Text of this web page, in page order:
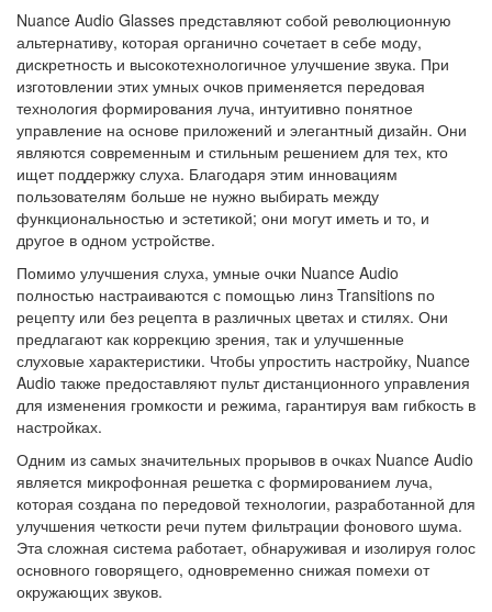
Nuance Audio Glasses представляют собой революционную
альтернативу, которая органично сочетает в себе моду,
дискретность и высокотехнологичное улучшение звука. При
изготовлении этих умных очков применяется передовая
технология формирования луча, интуитивно понятное
управление на основе приложений и элегантный дизайн. Они
являются современным и стильным решением для тех, кто
ищет поддержку слуха. Благодаря этим инновациям
пользователям больше не нужно выбирать между
функциональностью и эстетикой; они могут иметь и то, и
другое в одном устройстве.
Помимо улучшения слуха, умные очки Nuance Audio
полностью настраиваются с помощью линз Transitions по
рецепту или без рецепта в различных цветах и ​​стилях. Они
предлагают как коррекцию зрения, так и улучшенные
слуховые характеристики. Чтобы упростить настройку, Nuance
Audio также предоставляют пульт дистанционного управления
для изменения громкости и режима, гарантируя вам гибкость в
настройках.
Одним из самых значительных прорывов в очках Nuance Audio
является микрофонная решетка с формированием луча,
которая создана по передовой технологии, разработанной для
улучшения четкости речи путем фильтрации фонового шума.
Эта сложная система работает, обнаруживая и изолируя голос
основного говорящего, одновременно снижая помехи от
окружающих звуков.